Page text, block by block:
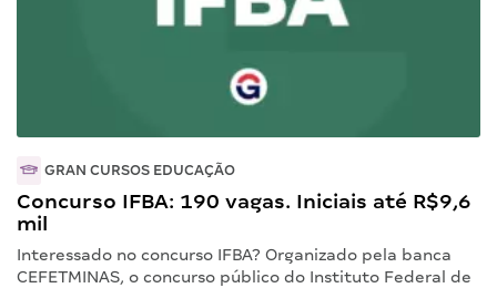
GRAN CURSOS EDUCAÇÃO
Concurso IFBA: 190 vagas. Iniciais até R$9,6
mil
Interessado no concurso IFBA? Organizado pela banca
CEFETMINAS, o concurso público do Instituto Federal de